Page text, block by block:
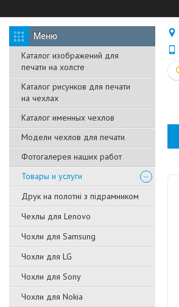
Каталог изображений для
печати на холсте
Каталог рисунков для печати
на чехлах
Каталог именных чехлов
Модели чехлов для печати
Фотогалерея наших работ
Товары и услуги
Друк на полотні з підрамником
Чехлы для Lenovo
Чохли для Samsung
Чохли для LG
Чохли для Sony
Чохли для Nokia